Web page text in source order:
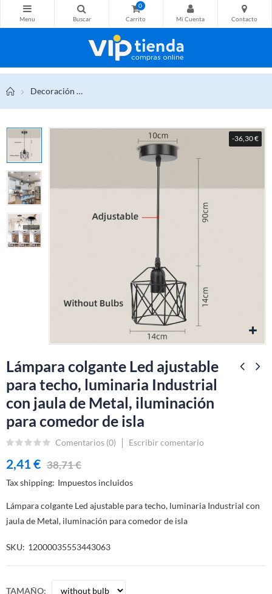
0
Decoración
-36,30 €
Lámpara colgante Led ajustable
para techo, luminaria Industrial
con jaula de Metal, iluminación
para comedor de isla
Comentarios (0) Escribir comentario
2,41 € 38,71 €
Tax shipping Impuestos incluidos
Lámpara colgante Led ajustable para techo, luminaria Industrial con
jaula de Metal, iluminación para comedor de isla
SKU 12000035553443063
TAMAÑO